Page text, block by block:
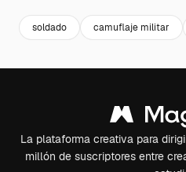
soldado camuflaje militar
La plataforma creativa para
millón de suscriptores entre